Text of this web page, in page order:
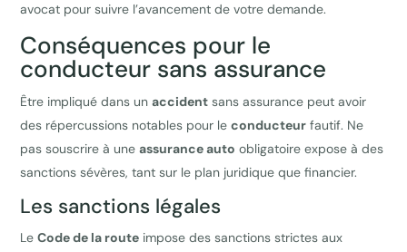
avocat pour suivre l’avancement de votre demande.
Conséquences pour le
conducteur sans assurance
Être impliqué dans unaccident sans assurance peut avoir
des répercussions notables pour leconducteur fautif. Ne
pas souscrire à uneassurance auto obligatoire expose à des
sanctions sévères, tant sur le plan juridique que financier.
Les sanctions légales
LeCode de la route impose des sanctions strictes aux